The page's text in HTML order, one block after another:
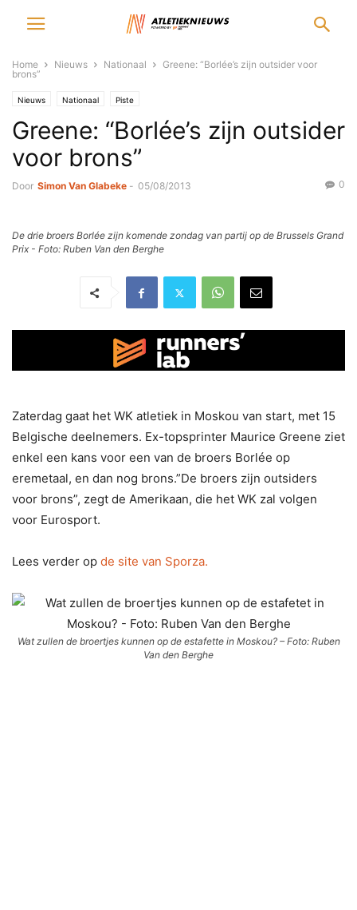
Home Nieuws Nationaal
Greene: “Borlée’s zijn outsider voor
brons”
Nieuws Nationaal Piste
Greene: “Borlée’s zijn outsider
voor brons”
Door Simon Van Glabeke - 05/08/2013 0
De drie broers Borlée zijn komende zondag van partij op de Brussels Grand
Prix - Foto: Ruben Van den Berghe
Zaterdag gaat het WK atletiek in Moskou van start, met 15
Belgische deelnemers. Ex-topsprinter Maurice Greene ziet
enkel een kans voor een van de broers Borlée op
eremetaal, en dan nog brons.”De broers zijn outsiders
voor brons”, zegt de Amerikaan, die het WK zal volgen
voor Eurosport.
Lees verder op de site van Sporza.
Wat zullen de broertjes kunnen op de estafette in Moskou? – Foto: Ruben
Van den Berghe